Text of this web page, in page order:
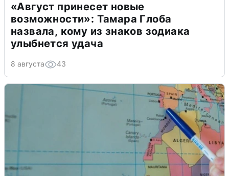
«Август принесет новые
возможности»: Тамара Глоба
назвала, кому из знаков зодиака
улыбнется удача
8 августа 43